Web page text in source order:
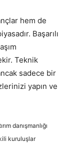
hem de
Başarılı
Teknik
sadece bir
yapın ve
danışmanlığı
kuruluşlar